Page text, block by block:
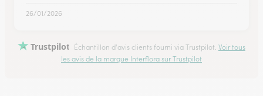
26/01/2026
Trustpilot Échantillon d'avis clients fourni via Trustpilot. Voir tous
les avis de la marque Interflora sur Trustpilot